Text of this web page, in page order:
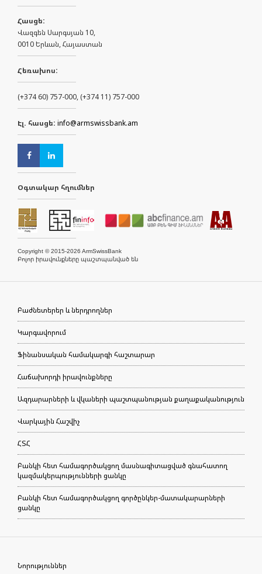
Հասցե:
Վազգեն Սարգսյան 10,
0010 Երևան, Հայաստան
Հեռախոս:
(+374 60) 757-000, (+374 11) 757-000
Էլ. հասցե: info@armswissbank.am
Օգտակար հղումներ
Copyright © 2015-2026 ArmSwissBank
Բոլոր իրավունքները պաշտպանված են
Բաժնետերեր և ներդրողներ
Կարգավորում
Ֆինանսական համակարգի հաշտարար
Հաճախորդի իրավունքները
Ազդարարների և վկաների պաշտպանության քաղաքականություն
Վարկային Հաշվիչ
ՀՏՀ
Բանկի հետ համագործակցող մասնագիտացված գնահատող
կազմակերպությունների ցանկը
Բանկի հետ համագործակցող գործընկեր-մատակարարների
ցանկը
Նորություններ